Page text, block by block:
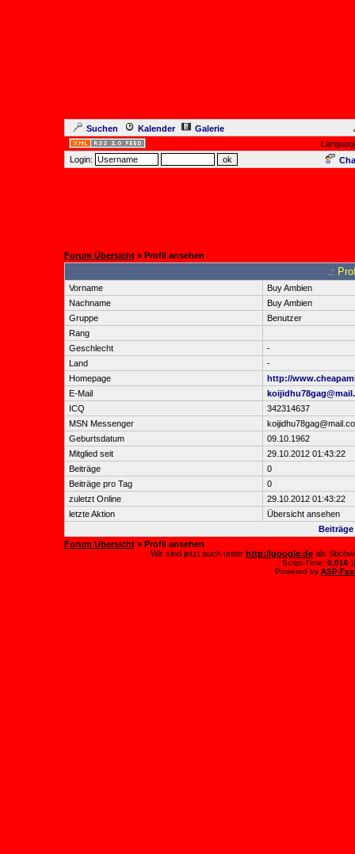
Suchen Kalender
Galerie
Login:
Forum Übersicht» Profil ansehen
.:
Vorname
Buy Ambien
Nachname
Buy Ambien
Gruppe
Benutzer
Rang
Geschlecht
-
Land
-
Homepage
http://
E-Mail
ICQ
342314637
MSN Messenger
Geburtsdatum
09.10.1962
Mitglied seit
29.10.2012 01:43:22
Beiträge
0
Beiträge pro Tag
0
zuletzt Online
29.10.2012 01:43:22
letzte Aktion
Übersicht ansehen
Forum Übersicht» Profil ansehen
Wir sind jetzt auch unter http://google.de als
.: Script-Time: 0,016||
Powered by ASP-